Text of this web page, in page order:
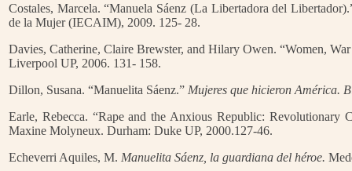
Costales, Marcela. “Manuela Sáenz (La Libertadora del
de la Mujer (IECAIM), 2009. 125- 28.
Davies, Catherine, Claire Brewster, and Hilary Owen. “Women,
Liverpool UP, 2006. 131- 158.
Dillon, Susana. “Manuelita Sáenz.” Mujeres que hicieron América.
Earle, Rebecca. “Rape and the Anxious Republic: Revolutionary
Maxine Molyneux. Durham: Duke UP, 2000.127-46.
Echeverri Aquiles, M. Manuelita Sáenz, la guardiana del héroe.